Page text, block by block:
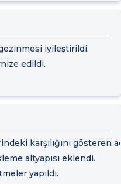
iyileştirildi.
edildi.
karşılığını gösteren
altyapısı eklendi.
yapıldı.